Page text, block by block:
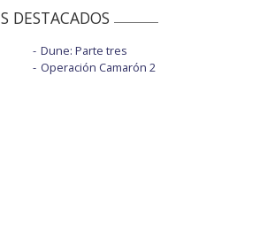
DESTACADOS
Dune: Parte tres
Operación Camarón 2